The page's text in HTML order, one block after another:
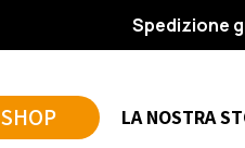
Spedizione
SHOP LA NOSTRA